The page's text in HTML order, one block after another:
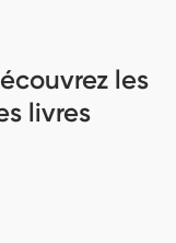
les
livres